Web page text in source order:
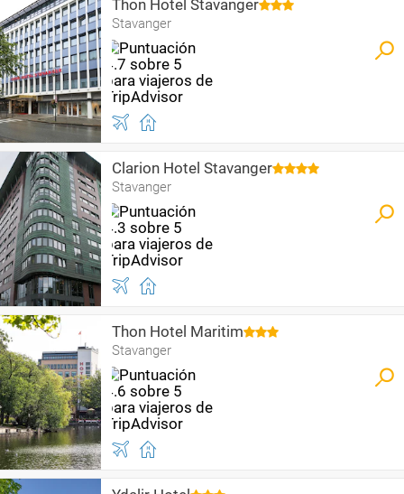
Thon Hotel Stavanger
Stavanger
Clarion Hotel Stavanger
Stavanger
Thon Hotel Maritim
Stavanger